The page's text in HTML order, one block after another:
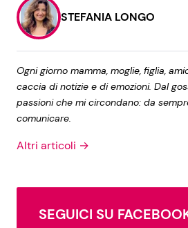
STEFANIA LONGO
Ogni giorno mamma, moglie, figlia,
caccia di notizie e di emozioni. Dal
passioni che mi circondano: da
comunicare.
Altri articoli →
SEGUICI SU